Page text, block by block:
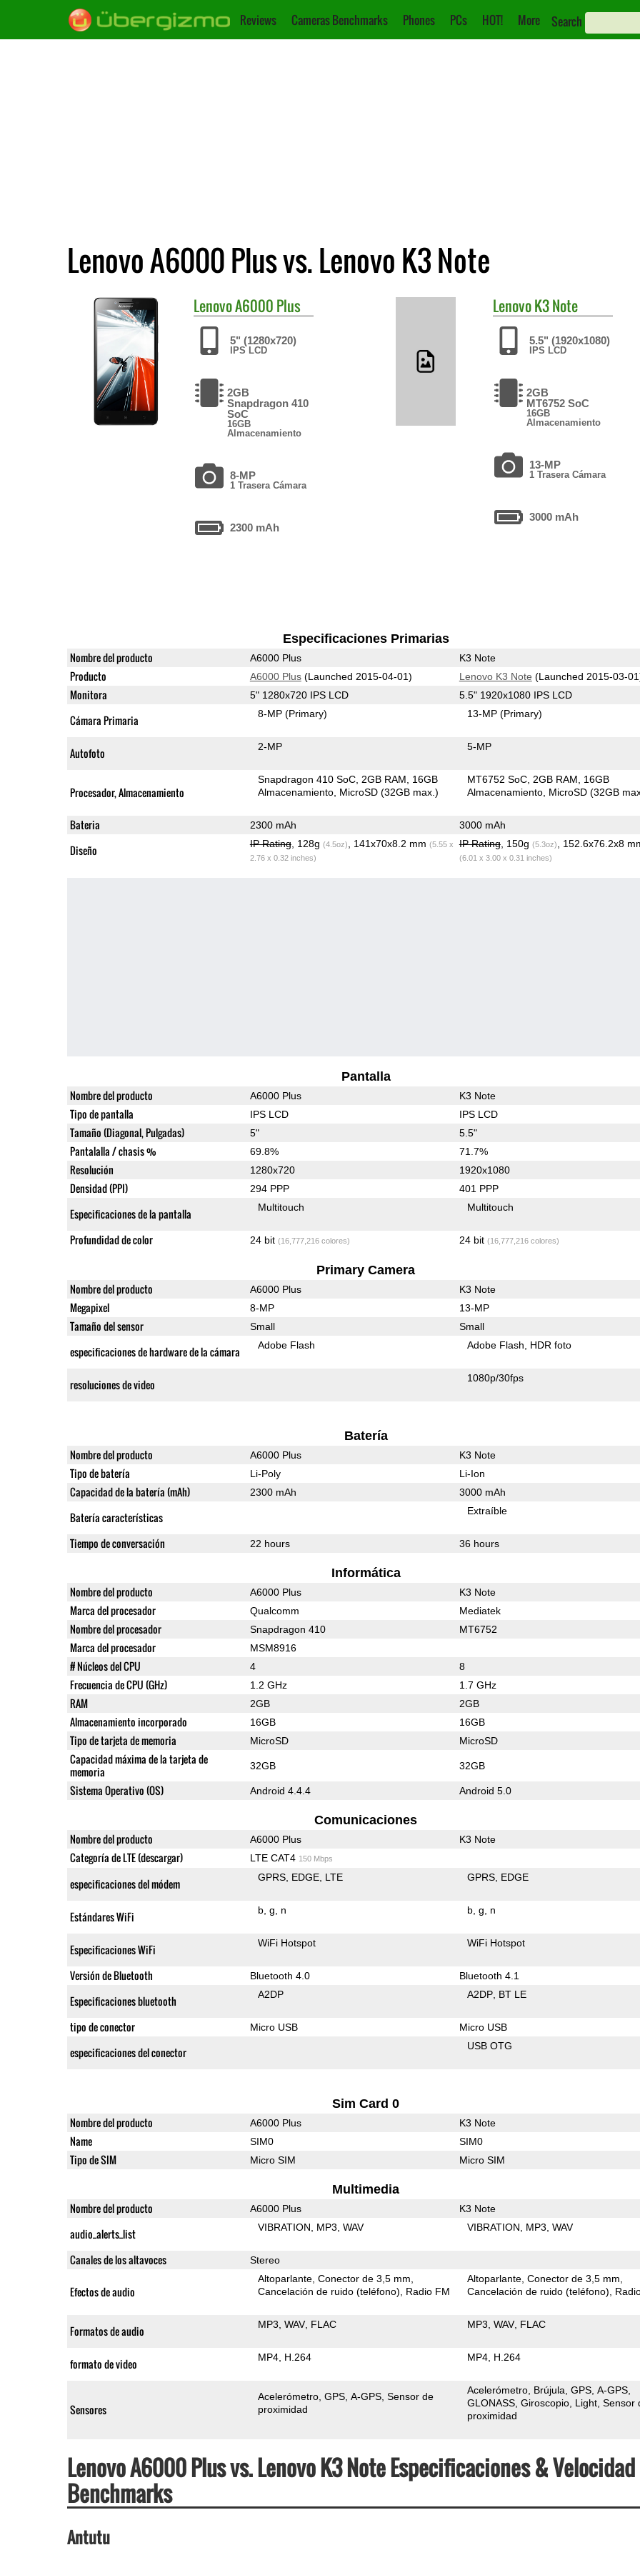
Reviews Cameras Benchmarks Phones PCs HOT! More Search
Lenovo A6000 Plus vs. Lenovo K3 Note
LenovoA6000 Plus
5" (1280x720)
IPS LCD
2GB
Snapdragon 410
SoC
16GB
Almacenamiento
8-MP
1 Trasera Cámara
2300 mAh
LenovoK3 Note
5.5" (1920x1080)
IPS LCD
2GB
MT6752 SoC
16GB
Almacenamiento
13-MP
1 Trasera Cámara
3000 mAh
Especificaciones Primarias
Nombre del producto A6000 Plus K3 Note
Producto A6000 Plus(Launched 2015-04-01) Lenovo K3 Note (Launched 2015-03-
Monitora 5" 1280x720 IPS LCD 5.5" 1920x1080 IPS LCD
Cámara Primaria 8-MP(Primary) 13-MP(Primary)
Autofoto 2-MP 5-MP
Procesador, Almacenamiento
Snapdragon 410 SoC 2GB RAM
16GB
Almacenamiento MicroSD (32GB max.)
MT6752 SoC 2GB RAM
16GB
Almacenamiento MicroSD (32GB
Bateria 2300 mAh 3000 mAh
Diseño IP Rating, 128g (4.5oz) , 141x70x8.2 mm (5.55 x
2.76 x 0.32 inches)
IP Rating, 150g (5.3oz) , 152.6x76.2x8
(6.01 x 3.00 x 0.31 inches)
Pantalla
Nombre del producto A6000 Plus K3 Note
Tipo de pantalla IPS LCD IPS LCD
Tamaño (Diagonal, Pulgadas) 5" 5.5"
Pantalalla / chasis % 69.8% 71.7%
Resolución 1280x720 1920x1080
Densidad (PPI) 294 PPP 401 PPP
Especificaciones de la pantalla Multitouch Multitouch
Profundidad de color 24 bit (16,777,216 colores) 24 bit (16,777,216 colores)
Primary Camera
Nombre del producto A6000 Plus K3 Note
Megapixel 8-MP 13-MP
Tamaño del sensor Small Small
especificaciones de hardware de la cámara Adobe Flash Adobe Flash HDR foto
resoluciones de video 1080p/30fps
Batería
Nombre del producto A6000 Plus K3 Note
Tipo de batería Li-Poly Li-Ion
Capacidad de la batería (mAh) 2300 mAh 3000 mAh
Batería características Extraíble
Tiempo de conversación 22 hours 36 hours
Informática
Nombre del producto A6000 Plus K3 Note
Marca del procesador Qualcomm Mediatek
Nombre del procesador Snapdragon 410 MT6752
Marca del procesador MSM8916
# Núcleos del CPU 4 8
Frecuencia de CPU (GHz) 1.2 GHz 1.7 GHz
RAM 2GB 2GB
Almacenamiento incorporado 16GB 16GB
Tipo de tarjeta de memoria MicroSD MicroSD
Capacidad máxima de la tarjeta de
memoria
32GB 32GB
Sistema Operativo (OS) Android 4.4.4 Android 5.0
Comunicaciones
Nombre del producto A6000 Plus K3 Note
Categoría de LTE (descargar) LTE CAT4 150 Mbps
especificaciones del módem GPRS EDGE LTE GPRS EDGE
Estándares WiFi b g n b g n
Especificaciones WiFi WiFi Hotspot WiFi Hotspot
Versión de Bluetooth Bluetooth 4.0 Bluetooth 4.1
Especificaciones bluetooth A2DP A2DP BT LE
tipo de conector Micro USB Micro USB
especificaciones del conector USB OTG
Sim Card 0
Nombre del producto A6000 Plus K3 Note
Name SIM0 SIM0
Tipo de SIM Micro SIM Micro SIM
Multimedia
Nombre del producto A6000 Plus K3 Note
audio_alerts_list VIBRATION MP3 WAV VIBRATION MP3 WAV
Canales de los altavoces Stereo
Efectos de audio
Altoparlante Conector de 3,5 mm
Cancelación de ruido (teléfono)
Radio FM
Altoparlante Conector de 3,5 mm
Cancelación de ruido (teléfono)
Formatos de audio MP3 WAV FLAC MP3 WAV FLAC
formato de video MP4 H.264 MP4 H.264
Sensores
Acelerómetro GPS A-GPS Sensor de
proximidad
Acelerómetro Brújula GPS A-GPS
GLONASS Giroscopio Light Sensor
proximidad
Lenovo A6000 Plus vs. Lenovo K3 Note Especificaciones & Velocidad
Benchmarks
Antutu